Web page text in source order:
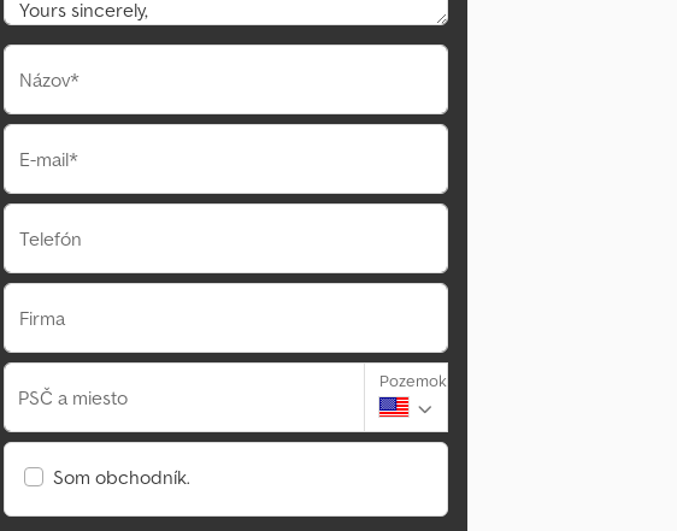
Názov*
E-mail*
Telefón
Firma
PSČ a miesto
Pozemok
Som obchodník.